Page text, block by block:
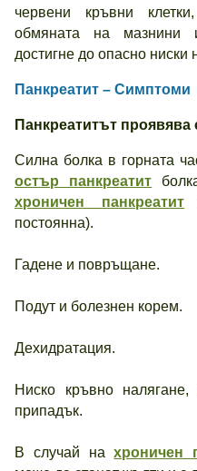
червени кръвни
обмяната на мазнини
достигне до опасно ниски
Панкреатит – Симптоми
Панкреатитът
Силна болка в горната
остър панкреатит
хроничен панкреатит
постоянна).
Гадене и повръщане.
Подут и болезнен корем.
Дехидратация.
Ниско кръвно
припадък.
В случай нахроничен